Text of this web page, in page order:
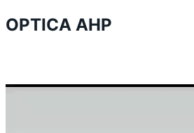
OPTICA AHP